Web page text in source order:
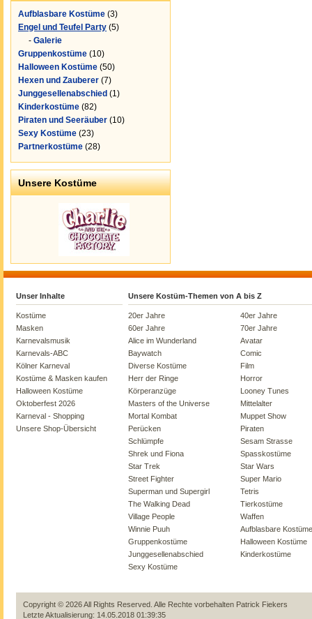
Aufblasbare Kostüme (3)
Engel und Teufel Party (5)
- Galerie
Gruppenkostüme (10)
Halloween Kostüme (50)
Hexen und Zauberer (7)
Junggesellenabschied (1)
Kinderkostüme (82)
Piraten und Seeräuber (10)
Sexy Kostüme (23)
Partnerkostüme (28)
Unsere Kostüme
Unser Inhalte
Kostüme
Masken
Karnevalsmusik
Karnevals-ABC
Kölner Karneval
Kostüme & Masken kaufen
Halloween Kostüme
Oktoberfest 2026
Karneval - Shopping
Unsere Shop-Übersicht
Unsere Kostüm-Themen von A bis Z
20er Jahre
40er Jahre
60er Jahre
70er Jahre
Alice im Wunderland
Avatar
Baywatch
Comic
Diverse Kostüme
Film
Herr der Ringe
Horror
Körperanzüge
Looney Tunes
Masters of the Universe
Mittelalter
Mortal Kombat
Muppet Show
Perücken
Piraten
Schlümpfe
Sesam Strasse
Shrek und Fiona
Spasskostüme
Star Trek
Star Wars
Street Fighter
Super Mario
Superman und Supergirl
Tetris
The Walking Dead
Tierkostüme
Village People
Waffen
Winnie Puuh
Aufblasbare Kostüme
Gruppenkostüme
Halloween Kostüme
Junggesellenabschied
Kinderkostüme
Sexy Kostüme
Copyright © 2026 All Rights Reserved. Alle Rechte vorbehalten Patrick Fiekers
Letzte Aktualisierung: 14.05.2018 01:39:35